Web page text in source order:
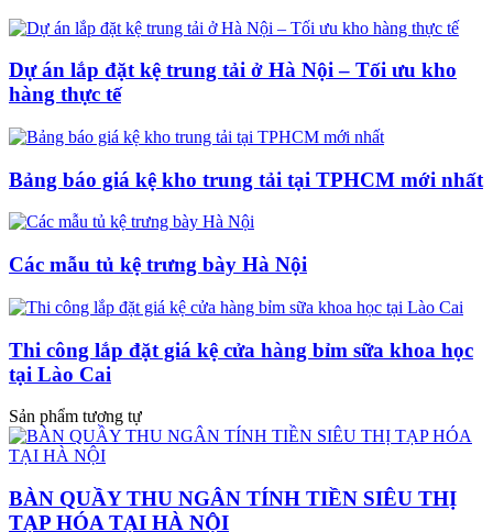
Dự án lắp đặt kệ trung tải ở Hà Nội – Tối ưu kho
hàng thực tế
Bảng báo giá kệ kho trung tải tại TPHCM mới nhất
Các mẫu tủ kệ trưng bày Hà Nội
Thi công lắp đặt giá kệ cửa hàng bỉm sữa khoa học
tại Lào Cai
Sản phẩm tương tự
BÀN QUẦY THU NGÂN TÍNH TIỀN SIÊU THỊ
TẠP HÓA TẠI HÀ NỘI